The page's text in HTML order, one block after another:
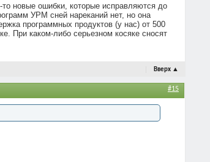
новые ошибки, которые исправляются до
УРМ сней нареканий нет, но она
программных продуктов (у нас) от 500
При каком-либо серьезном косяке сносят
Вверх ▲
#15